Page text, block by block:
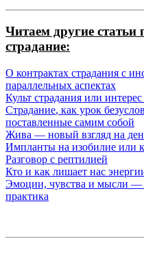
Читаем другие статьи
страдание:
О контрактах страдания с
параллельных аспектах
Культ страдания или
Страдание, как урок
поставленные самим собой
Жива — новый взгляд на
Импланты на изобилие или
Разговор с рептилией
Кто и как лишает нас
Эмоции, чувства и мысли
практика